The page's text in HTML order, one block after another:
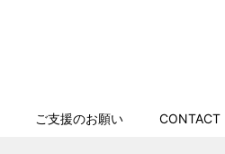
ご支援のお願い CONTACT